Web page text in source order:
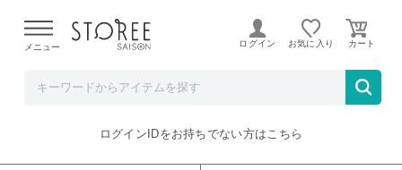
よる配送遅延が発生しております。
メニュー ログイン お気に入り
ご指定のアイテムは取り扱い終了、またはただいま取り扱い
トップへ戻る
ログインIDをお持ちでない方はこちら